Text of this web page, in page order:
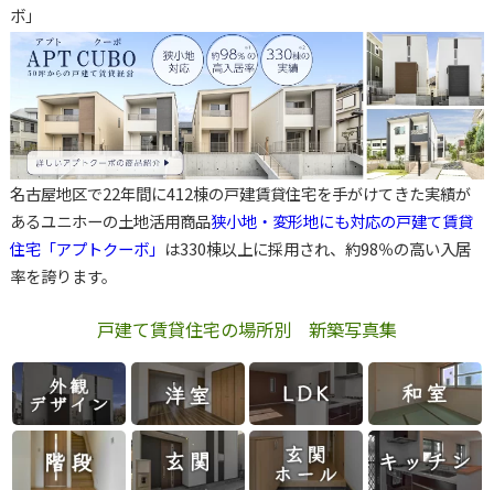
ボ｣
名古屋地区で22年間に412棟の戸建賃貸住宅を手がけてきた実績が
あるユニホーの土地活用商品狭小地・変形地にも対応の戸建て賃貸
住宅「アプトクーボ」 は330棟以上に採用され、約98％の高い入居
率を誇ります。
戸建て賃貸住宅の場所別 新築写真集